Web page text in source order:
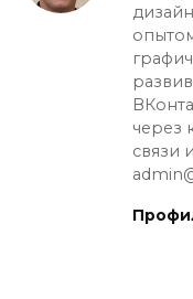
через
связи